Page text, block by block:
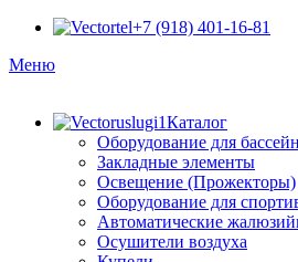
+7 (918) 401-16-81
Меню
Каталог
Оборудование для
Закладные элементы
Освещение (Прожекторы)
Оборудование для
Автоматические
Осушители воздуха